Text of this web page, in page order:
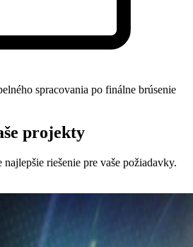
spracovania po finálne brúsenie
projekty
najlepšie riešenie pre vaše požiadavky.